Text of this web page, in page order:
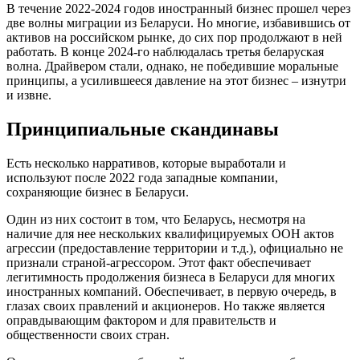
В течение 2022-2024 годов иностранный бизнес прошел через
две волны миграции из Беларуси. Но многие, избавившись от
активов на российском рынке, до сих пор продолжают в ней
работать. В конце 2024-го наблюдалась третья беларуская
волна. Драйвером стали, однако, не победившие моральные
принципы, а усилившееся давление на этот бизнес – изнутри
и извне.
Принципиальные скандинавы
Есть несколько нарративов, которые выработали и
используют после 2022 года западные компании,
сохраняющие бизнес в Беларуси.
Один из них состоит в том, что Беларусь, несмотря на
наличие для нее нескольких квалифицируемых ООН актов
агрессии (предоставление территории и т.д.), официально не
признали страной-агрессором. Этот факт обеспечивает
легитимность продолжения бизнеса в Беларуси для многих
иностранных компаний. Обеспечивает, в первую очередь, в
глазах своих правлений и акционеров. Но также является
оправдывающим фактором и для правительств и
общественности своих стран.